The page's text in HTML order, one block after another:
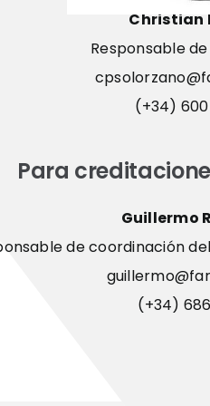
Christian
Responsable
(+34)
Para
Guillermo
de coordinación
(+34)